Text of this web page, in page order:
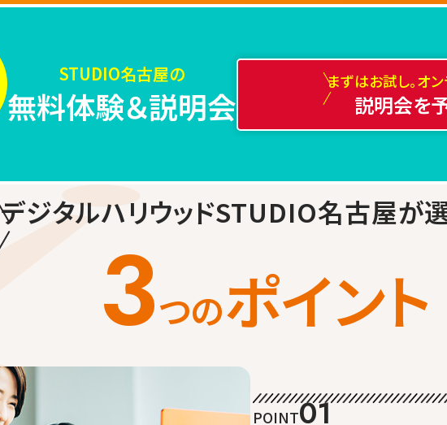
STUDIO名古屋の
無料体験＆説明会
まずはお試し。オ
説明会を
デジタルハリウッドSTUDIO名古屋が
3つのポイント
POINT01